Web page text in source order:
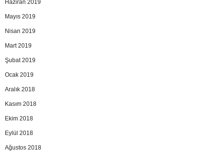
Haziran 2019
Mayıs 2019
Nisan 2019
Mart 2019
Şubat 2019
Ocak 2019
Aralık 2018
Kasım 2018
Ekim 2018
Eylül 2018
Ağustos 2018